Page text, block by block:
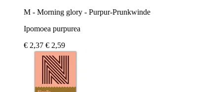
M - Morning glory - Purpur-Prunkwinde
Ipomoea purpurea
€ 2,37 € 2,59